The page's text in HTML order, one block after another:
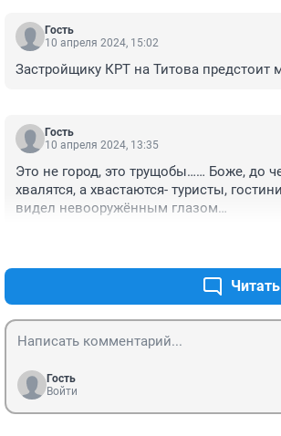
Гость
10 апреля 2024, 15:02
Застройщику КРТ на Титова предстоит
Гость
10 апреля 2024, 13:35
Это не город, это трущобы…… Боже, до
хвалятся, а хвастаются- туристы,
видел невооружённым глазом…
Гость
Войти